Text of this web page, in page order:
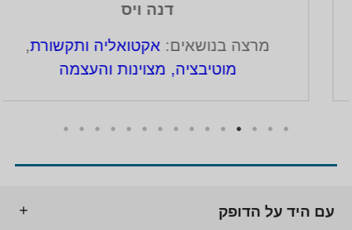
דנה ויס
מרצה בנושאים:אקטואליה ותקשורת,
מוטיבציה, מצוינות והעצמה
עם היד על הדופק